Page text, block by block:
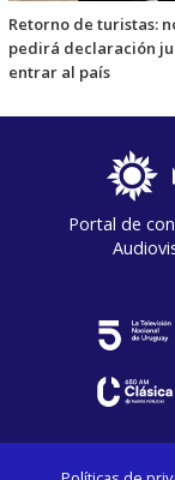
Retorno de turistas:
pedirá declaración
entrar al país
Portal de